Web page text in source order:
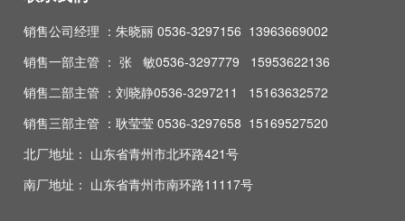
销售公司经理 ：朱晓丽 0536-3297156 13963669002
销售一部主管 ： 张 敏0536-3297779 15953622136
销售二部主管 ：刘晓静0536-3297211 15163632572
销售三部主管 ：耿莹莹 0536-3297658 15169527520
北厂地址： 山东省青州市北环路421号
南厂地址： 山东省青州市南环路11117号